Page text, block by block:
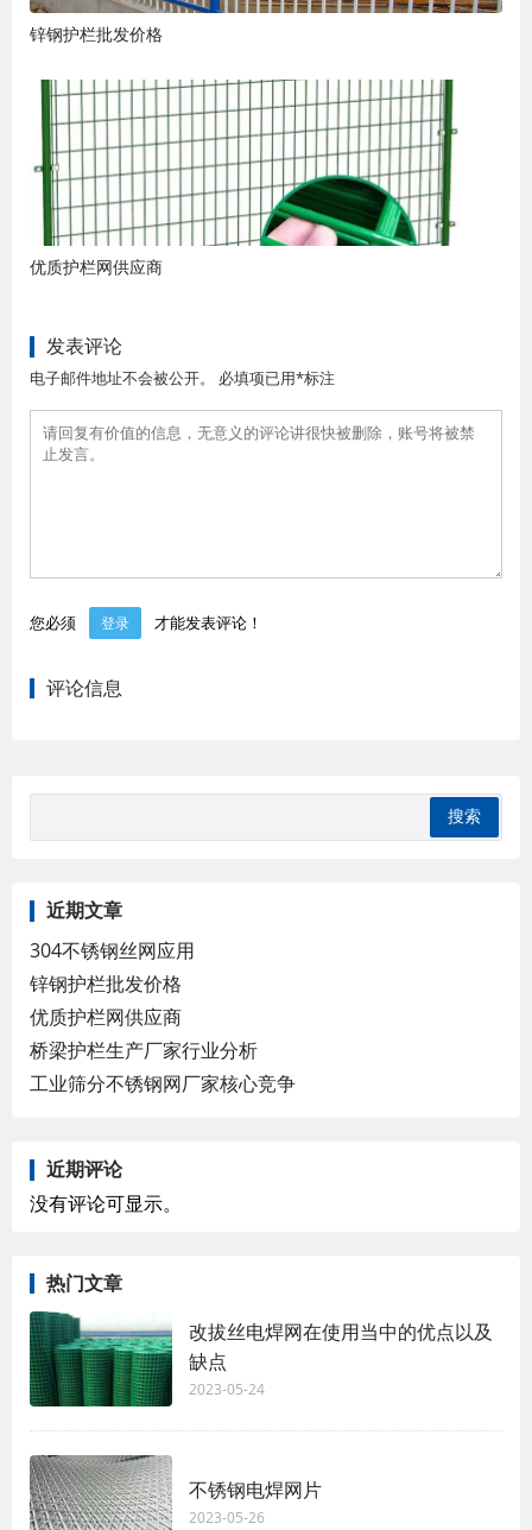
锌钢护栏批发价格
优质护栏网供应商
发表评论
电子邮件地址不会被公开。 必填项已用*标注
您必须 登录 才能发表评论！
评论信息
近期文章
304不锈钢丝网应用
锌钢护栏批发价格
优质护栏网供应商
桥梁护栏生产厂家行业分析
工业筛分不锈钢网厂家核心竞争
近期评论
没有评论可显示。
热门文章
改拔丝电焊网在使用当中的优点以及
缺点
2023-05-24
不锈钢电焊网片
2023-05-26